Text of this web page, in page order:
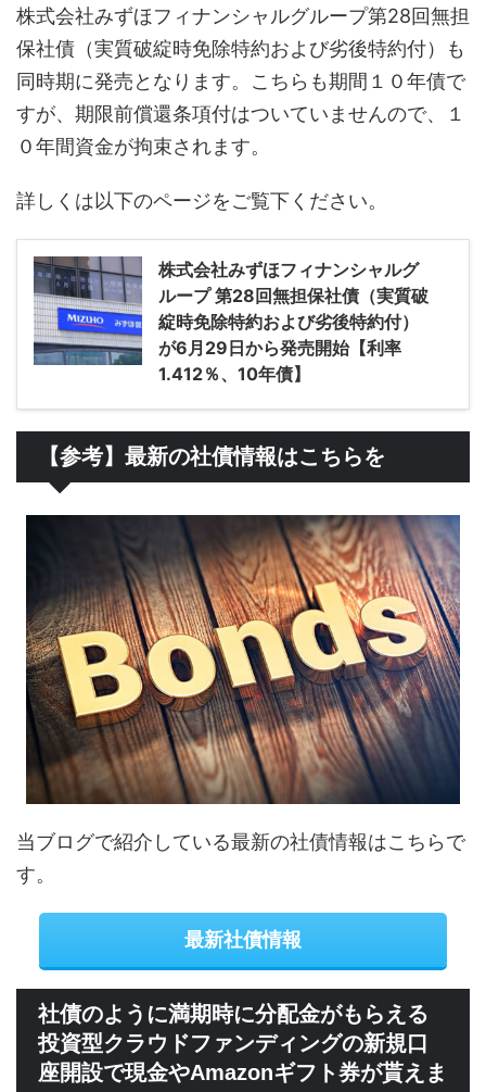
株式会社みずほフィナンシャルグループ第28回無担
保社債（実質破綻時免除特約および劣後特約付）も
同時期に発売となります。こちらも期間１０年債で
すが、期限前償還条項付はついていませんので、１
０年間資金が拘束されます。
詳しくは以下のページをご覧下ください。
株式会社みずほフィナンシャルグ
ループ 第28回無担保社債（実質破
綻時免除特約および劣後特約付）
が6月29日から発売開始【利率
1.412％、10年債】
【参考】最新の社債情報はこちらを
当ブログで紹介している最新の社債情報はこちらで
す。
最新社債情報
社債のように満期時に分配金がもらえる
投資型クラウドファンディングの新規口
座開設で現金やAmazonギフト券が貰えま